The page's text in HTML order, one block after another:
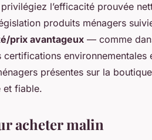
l’efficacité prouvée
produits ménagers
prix avantageux — comme
environnementales
présentes sur la
et fiable.
acheter malin